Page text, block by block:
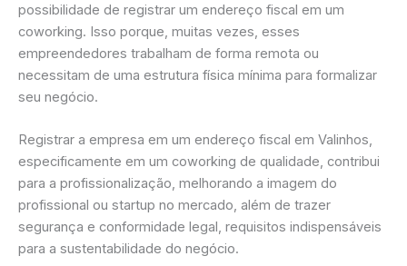
possibilidade de registrar um endereço fiscal em um
coworking. Isso porque, muitas vezes, esses
empreendedores trabalham de forma remota ou
necessitam de uma estrutura física mínima para formalizar
seu negócio.
Registrar a empresa em um endereço fiscal em Valinhos,
especificamente em um coworking de qualidade, contribui
para a profissionalização, melhorando a imagem do
profissional ou startup no mercado, além de trazer
segurança e conformidade legal, requisitos indispensáveis
para a sustentabilidade do negócio.